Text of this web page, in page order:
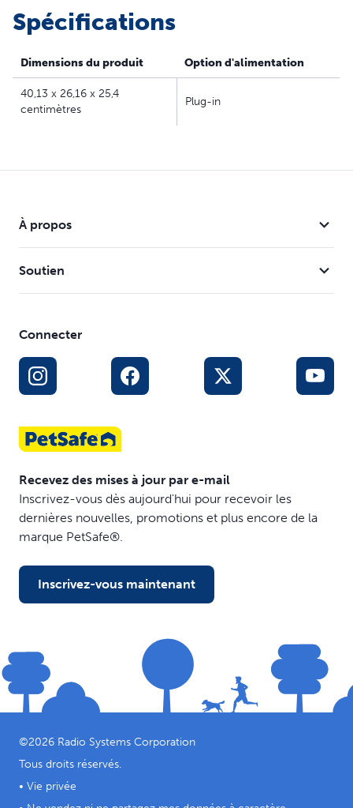
causés par la cascade
grande taille avant qu'ils n'atteignent le moteur
Contrôle du débit réglable
Pompe submersible, pour un fonctionnement
Spécifications
Dimensions du produit Option d'alimentation
40,13 x 26,16 x 25,4
centimètres
Plug-in
À propos
Soutien
Connecter
Recevez des mises à jour par e-mail
Inscrivez-vous dès aujourd'hui pour recevoir les
dernières nouvelles, promotions et plus encore de la
marque PetSafe®.
Inscrivez-vous maintenant
©2026 Radio Systems Corporation
Tous droits réservés.
• Vie privée